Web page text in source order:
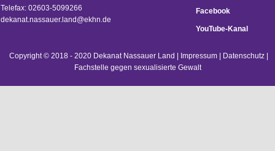
Telefax: 02603-5099266
dekanat.nassauer.land@ekhn.de
Facebook
YouTube-Kanal
Copyright © 2018 - 2020 Dekanat Nassauer Land | Impressum| Datenschutz|
Fachstelle gegen sexualisierte Gewalt